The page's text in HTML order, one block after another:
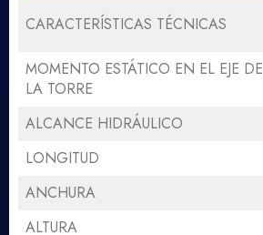
CARACTERÍSTICAS TÉCNICAS
MOMENTO ESTÁTICO EN EL EJE DE
LA TORRE
ALCANCE HIDRÁULICO
LONGITUD
ANCHURA
ALTURA